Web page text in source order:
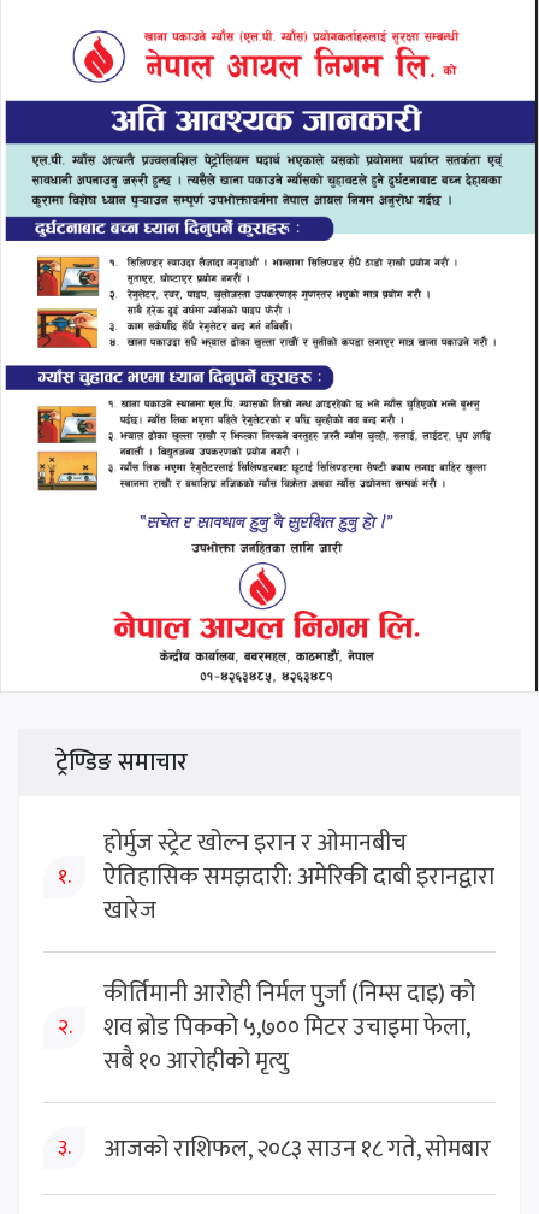
ट्रेण्डिङ समाचार
१.
होर्मुज स्ट्रेट खोल्न इरान र ओमानबीच
ऐतिहासिक समझदारी: अमेरिकी दाबी इरानद्वारा
खारेज
२.
कीर्तिमानी आरोही निर्मल पुर्जा (निम्स दाइ) को
शव ब्रोड पिकको ५,७०० मिटर उचाइमा फेला,
सबै १० आरोहीको मृत्यु
३. आजको राशिफल, २०८३ साउन १८ गते, सोमबार